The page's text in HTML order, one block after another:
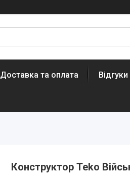
Доставка та оплата Відгуки
Конструктор Teko